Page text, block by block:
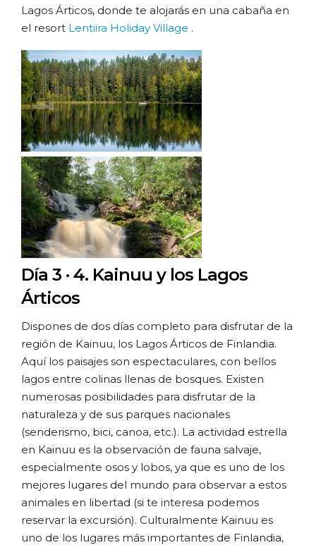
Lagos Árticos, donde te alojarás en una cabaña en
el resort Lentiira Holiday Village .
Día 3 · 4. Kainuu y los Lagos
Árticos
Dispones de dos días completo para disfrutar de la
región de Kainuu, los Lagos Árticos de Finlandia.
Aquí los paisajes son espectaculares, con bellos
lagos entre colinas llenas de bosques. Existen
numerosas posibilidades para disfrutar de la
naturaleza y de sus parques nacionales
(senderismo, bici, canoa, etc.). La actividad estrella
en Kainuu es la observación de fauna salvaje,
especialmente osos y lobos, ya que es uno de los
mejores lugares del mundo para observar a estos
animales en libertad (si te interesa podemos
reservar la excursión). Culturalmente Kainuu es
uno de los lugares más importantes de Finlandia,